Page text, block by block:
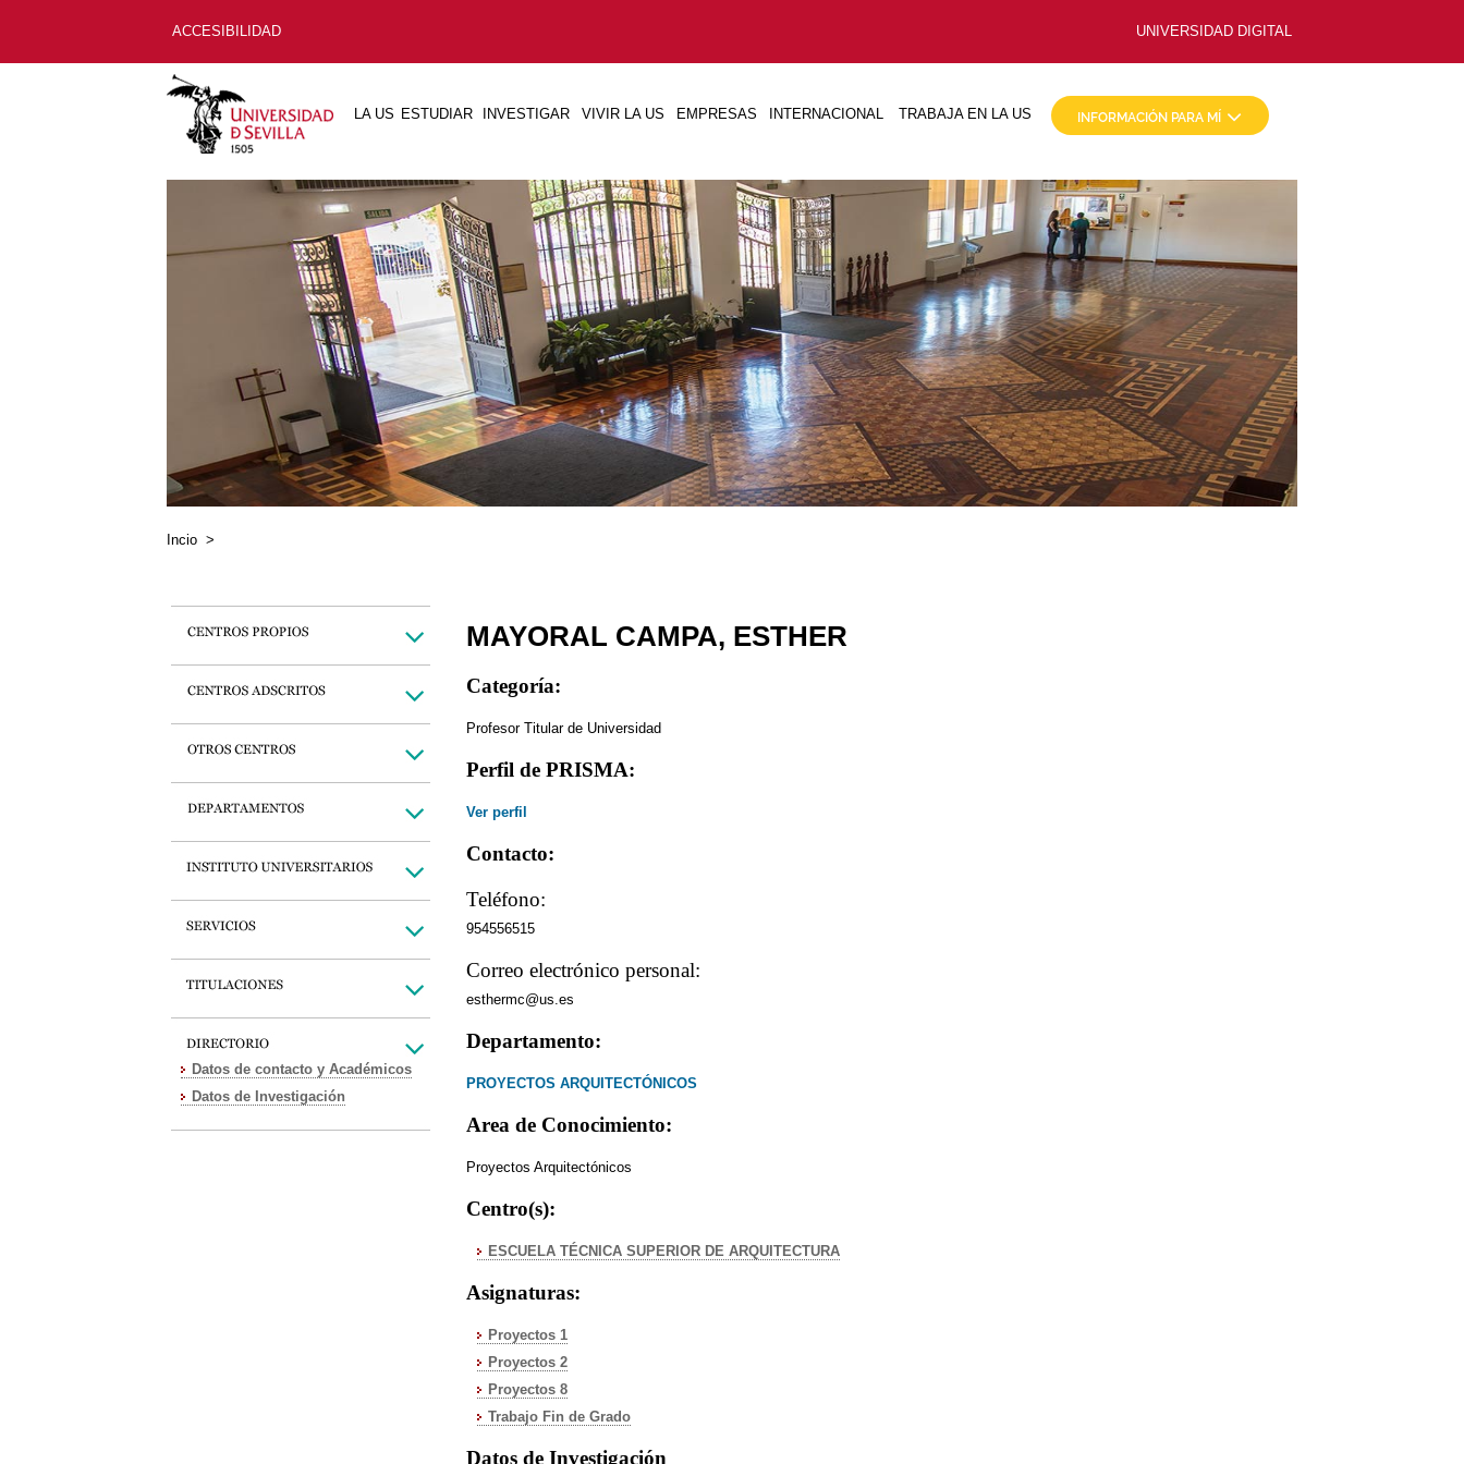
ACCESIBILIDAD UNIVERSIDAD DIGITAL
LA US ESTUDIAR INVESTIGAR VIVIR LA US EMPRESAS INTERNACIONAL TRABAJA EN LA US
Incio >
Datos de contacto y Académicos
Datos de Investigación
MAYORAL CAMPA, ESTHER
Categoría:
Profesor Titular de Universidad
Perfil de PRISMA:
Ver perfil
Contacto:
Teléfono:
954556515
Correo electrónico personal:
esthermc@us.es
Departamento:
PROYECTOS ARQUITECTÓNICOS
Area de Conocimiento:
Proyectos Arquitectónicos
Centro(s):
ESCUELA TÉCNICA SUPERIOR DE ARQUITECTURA
Asignaturas:
Proyectos 1
Proyectos 2
Proyectos 8
Trabajo Fin de Grado
Datos de Investigación